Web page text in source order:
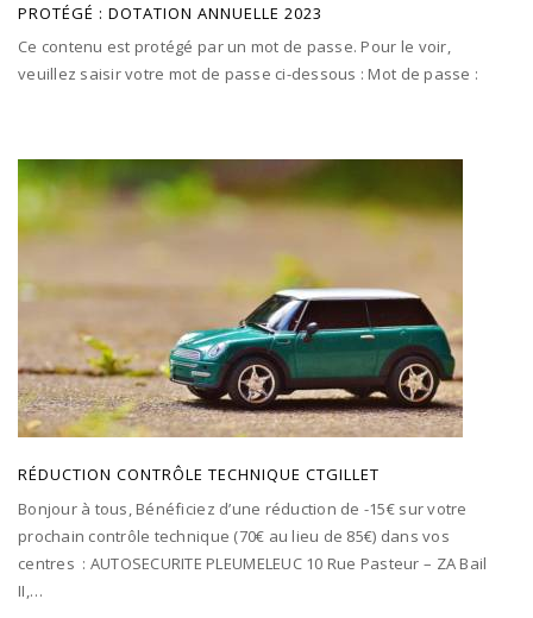
PROTÉGÉ : DOTATION ANNUELLE 2023
Ce contenu est protégé par un mot de passe. Pour le voir,
veuillez saisir votre mot de passe ci-dessous : Mot de passe :
RÉDUCTION CONTRÔLE TECHNIQUE CTGILLET
Bonjour à tous, Bénéficiez d’une réduction de -15€ sur votre
prochain contrôle technique (70€ au lieu de 85€) dans vos
centres : AUTOSECURITE PLEUMELEUC 10 Rue Pasteur – ZA Bail
II,…